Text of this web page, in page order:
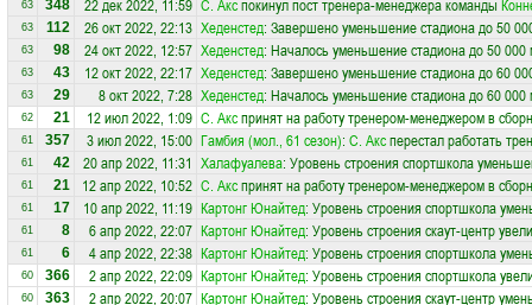
63 348 22 дек 2022, 11:59 С. Акспокинул пост тренера-менеджера команды
63 112 26 окт 2022, 22:13 Хеденстед: Завершено уменьшение стадиона до 50
63 98 24 окт 2022, 12:57 Хеденстед: Началось уменьшение стадиона до 50 000
63 43 12 окт 2022, 22:17 Хеденстед: Завершено уменьшение стадиона до 60
63 29 8 окт 2022, 7:28 Хеденстед: Началось уменьшение стадиона до 60 000
62 21 12 июл 2022, 1:09 С. Акспринят на работу тренером-менеджером в
61 357 3 июл 2022, 15:00 Гамбия (мол., 61 сезон): С. Аксперестал работать
61 42 20 апр 2022, 11:31 Халафуалева: Уровень строения спортшкола
61 21 12 апр 2022, 10:52 С. Акспринят на работу тренером-менеджером в
61 17 10 апр 2022, 11:19 Картoнг Юнайтед: Уровень строения спортшкола
61 8 6 апр 2022, 22:07 Картoнг Юнайтед: Уровень строения скаут-центр
61 6 4 апр 2022, 22:38 Картoнг Юнайтед: Уровень строения спортшкола
60 366 2 апр 2022, 22:09 Картoнг Юнайтед: Уровень строения спортшкола
60 363 2 апр 2022, 20:07 Картoнг Юнайтед: Уровень строения скаут-центр